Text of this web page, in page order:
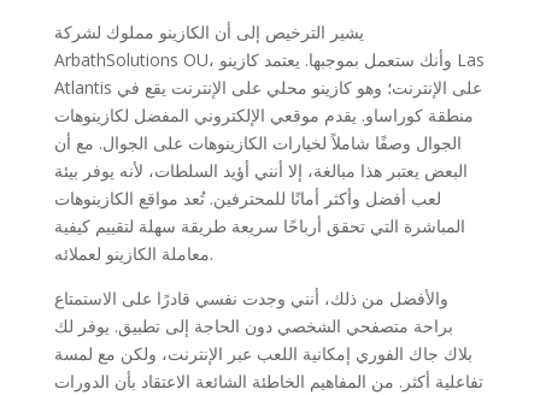
يشير الترخيص إلى أن الكازينو مملوك لشركة
ArbathSolutions OU، وأنك ستعمل بموجبها. يعتمد كازينو Las
Atlantis على الإنترنت؛ وهو كازينو محلي على الإنترنت يقع في
منطقة كوراساو. يقدم موقعي الإلكتروني المفضل لكازينوهات
الجوال وصفًا شاملاً لخيارات الكازينوهات على الجوال. مع أن
البعض يعتبر هذا مبالغة، إلا أنني أؤيد السلطات، لأنه يوفر بيئة
لعب أفضل وأكثر أمانًا للمحترفين. تُعد مواقع الكازينوهات
المباشرة التي تحقق أرباحًا سريعة طريقة سهلة لتقييم كيفية
معاملة الكازينو لعملائه.
والأفضل من ذلك، أنني وجدت نفسي قادرًا على الاستمتاع
براحة متصفحي الشخصي دون الحاجة إلى تطبيق. يوفر لك
بلاك جاك الفوري إمكانية اللعب عبر الإنترنت، ولكن مع لمسة
تفاعلية أكثر. من المفاهيم الخاطئة الشائعة الاعتقاد بأن الدورات